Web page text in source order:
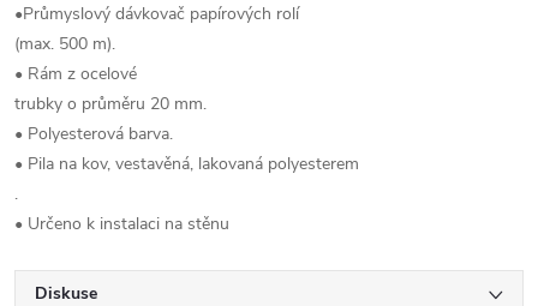
•Průmyslový dávkovač papírových rolí
(max. 500 m).
• Rám z ocelové
trubky o průměru 20 mm.
• Polyesterová barva.
• Pila na kov, vestavěná, lakovaná polyesterem
.
• Určeno k instalaci na stěnu
Diskuse